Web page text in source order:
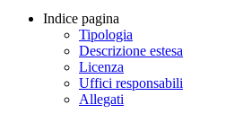
Indice pagina
Tipologia
Descrizione estesa
Licenza
Uffici responsabili
Allegati